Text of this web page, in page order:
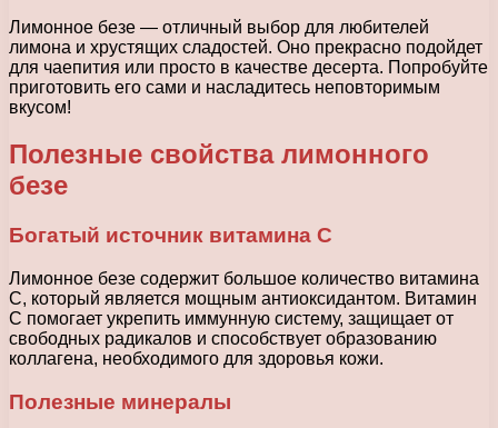
Лимонное безе — отличный выбор для любителей
лимона и хрустящих сладостей. Оно прекрасно подойдет
для чаепития или просто в качестве десерта. Попробуйте
приготовить его сами и насладитесь неповторимым
вкусом!
Полезные свойства лимонного
безе
Богатый источник витамина C
Лимонное безе содержит большое количество витамина
C, который является мощным антиоксидантом. Витамин
C помогает укрепить иммунную систему, защищает от
свободных радикалов и способствует образованию
коллагена, необходимого для здоровья кожи.
Полезные минералы